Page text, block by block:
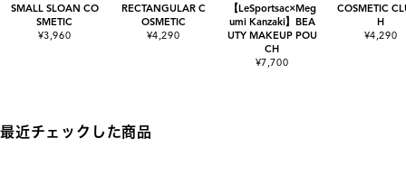
SMALL SLOAN CO
SMETIC
¥3,960
RECTANGULAR C
OSMETIC
¥4,290
【LeSportsac×Meg
umi Kanzaki】BEA
UTY MAKEUP POU
CH
¥7,700
COSMETIC
H
¥4,290
最近チェックした商品